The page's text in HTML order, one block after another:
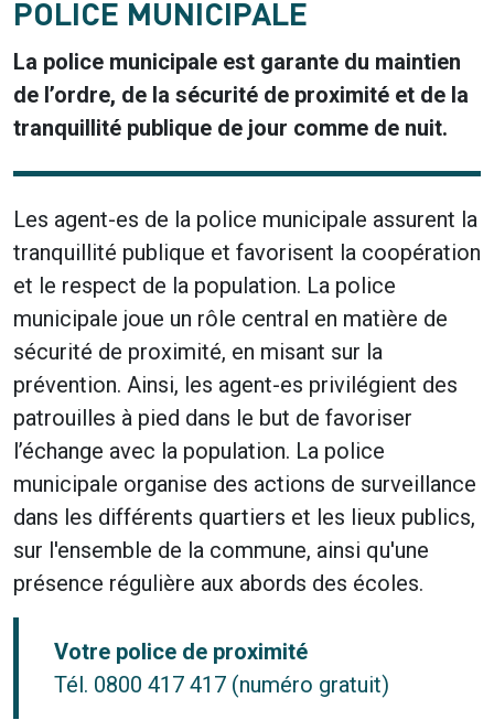
POLICE MUNICIPALE
La police municipale est garante du maintien
de l’ordre, de la sécurité de proximité et de la
tranquillité publique de jour comme de nuit.
Les agent-es de la police municipale assurent la
tranquillité publique et favorisent la coopération
et le respect de la population. La police
municipale joue un rôle central en matière de
sécurité de proximité, en misant sur la
prévention. Ainsi, les agent-es privilégient des
patrouilles à pied dans le but de favoriser
l’échange avec la population. La police
municipale organise des actions de surveillance
dans les différents quartiers et les lieux publics,
sur l'ensemble de la commune, ainsi qu'une
présence régulière aux abords des écoles.
Votre police de proximité
Tél. 0800 417 417 (numéro gratuit)